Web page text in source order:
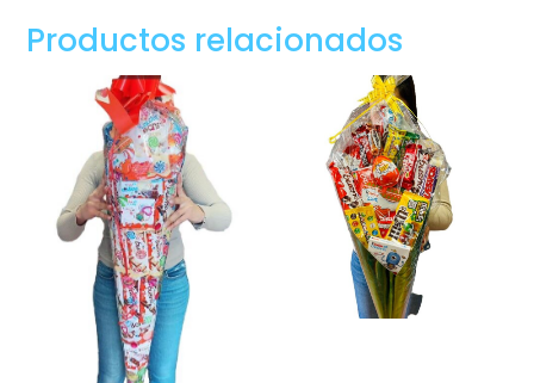
1,65Cm
Golosinas
chocolates
variados.
cantidad
Productos relacionados